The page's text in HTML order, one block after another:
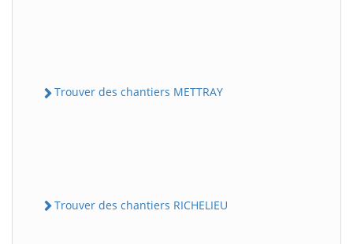
Trouver des chantiers METTRAY
Trouver des chantiers RICHELIEU